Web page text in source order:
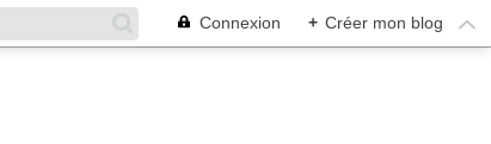
Connexion + Créer mon blog